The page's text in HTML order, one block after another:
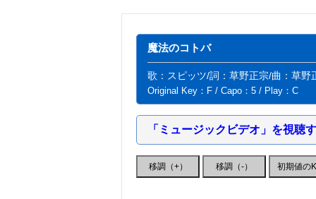
魔法のコトバ
歌：スピッツ/詞：草野正宗/曲：草野
Original Key：F / Capo：5 / Play：C
「ミュージックビデオ」を視聴